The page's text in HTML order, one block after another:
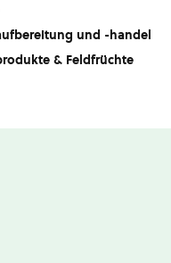
und -handel
& Feldfrüchte